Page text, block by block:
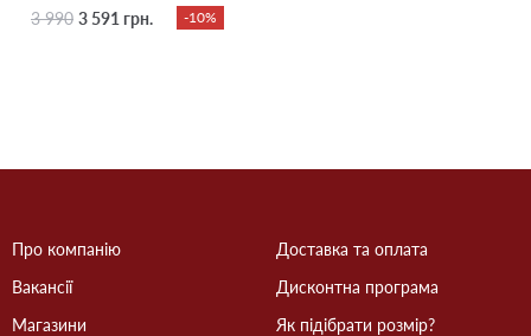
3 990 3 591 грн. -10%
Про компанію
Вакансії
Магазини
Доставка та оплата
Дисконтна програма
Як підібрати розмір?